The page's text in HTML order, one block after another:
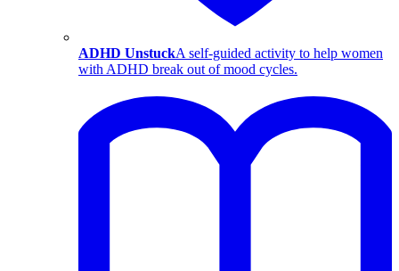
ADHD UnstuckA self-guided activity to help women
with ADHD break out of mood cycles.